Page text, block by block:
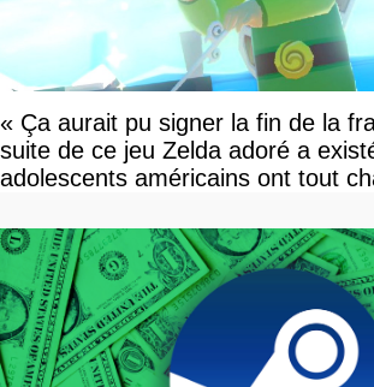
« Ça aurait pu signer la fin de la
suite de ce jeu Zelda adoré a
adolescents américains ont tout